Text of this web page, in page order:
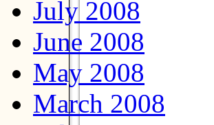
July 2008
June 2008
May 2008
March 2008